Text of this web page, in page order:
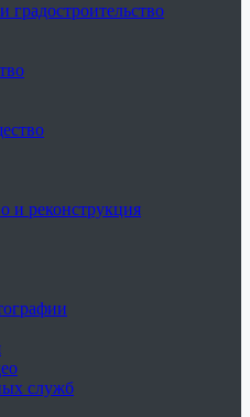
градостроительство
и реконструкция
служб